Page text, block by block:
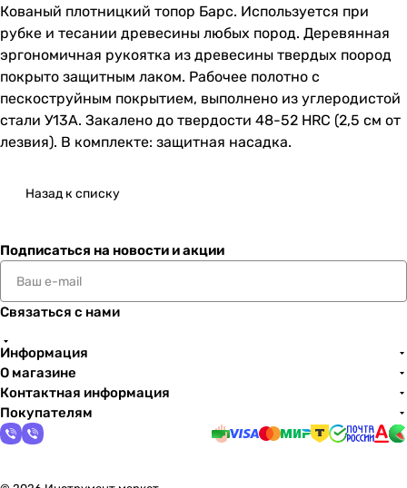
Кованый плотницкий топор Барс. Используется при
рубке и тесании древесины любых пород. Деревянная
эргономичная рукоятка из древесины твердых поород
покрыто защитным лаком. Рабочее полотно с
пескоструйным покрытием, выполнено из углеродистой
стали У13А. Закалено до твердости 48-52 HRC (2,5 см от
лезвия). В комплекте: защитная насадка.
Назад к списку
Подписаться на новости и акции
Связаться с нами
Информация
О магазине
Контактная информация
Покупателям